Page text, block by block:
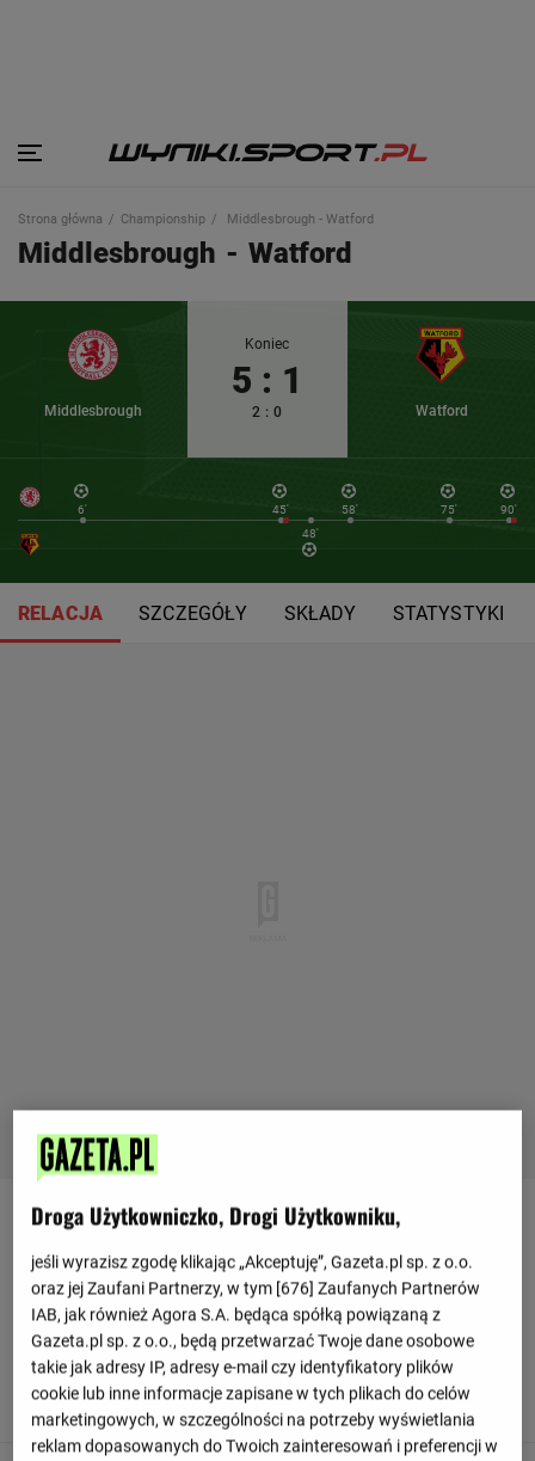
Strona główna Championship Middlesbrough - Watford
Middlesbrough - Watford
Middlesbrough
Koniec
5 : 1
2 : 0 Watford
6' 45' 58' 75'
90'
48'
RELACJA SZCZEGÓŁY SKŁADY STATYSTYKI
Relacja z meczu Middlesbrough - Watford
Odśwież
90+ 7'
To już wszystko! Sędzia odgwizduje koniec meczu.
Droga Użytkowniczko, Drogi Użytkowniku,
jeśli wyrazisz zgodę klikając „Akceptuję”, Gazeta.pl sp. z o.o.
oraz jej Zaufani Partnerzy, w tym [676] Zaufanych Partnerów
IAB, jak również Agora S.A. będąca spółką powiązaną z
Gazeta.pl sp. z o.o., będą przetwarzać Twoje dane osobowe
takie jak adresy IP, adresy e-mail czy identyfikatory plików
cookie lub inne informacje zapisane w tych plikach do celów
marketingowych, w szczególności na potrzeby wyświetlania
reklam dopasowanych do Twoich zainteresowań i preferencji w